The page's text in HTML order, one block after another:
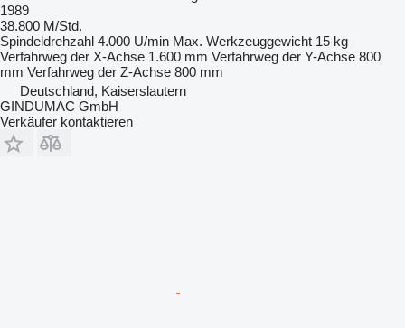
1989
38.800 M/Std.
Spindeldrehzahl 4.000 U/min Max. Werkzeuggewicht 15 kg
Verfahrweg der X-Achse 1.600 mm Verfahrweg der Y-Achse 800
mm Verfahrweg der Z-Achse 800 mm
Deutschland, Kaiserslautern
GINDUMAC GmbH
Verkäufer kontaktieren